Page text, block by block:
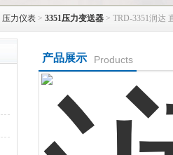
压力仪表 > 3351压力变送器 > TRD-3351润达
产品展示 Products